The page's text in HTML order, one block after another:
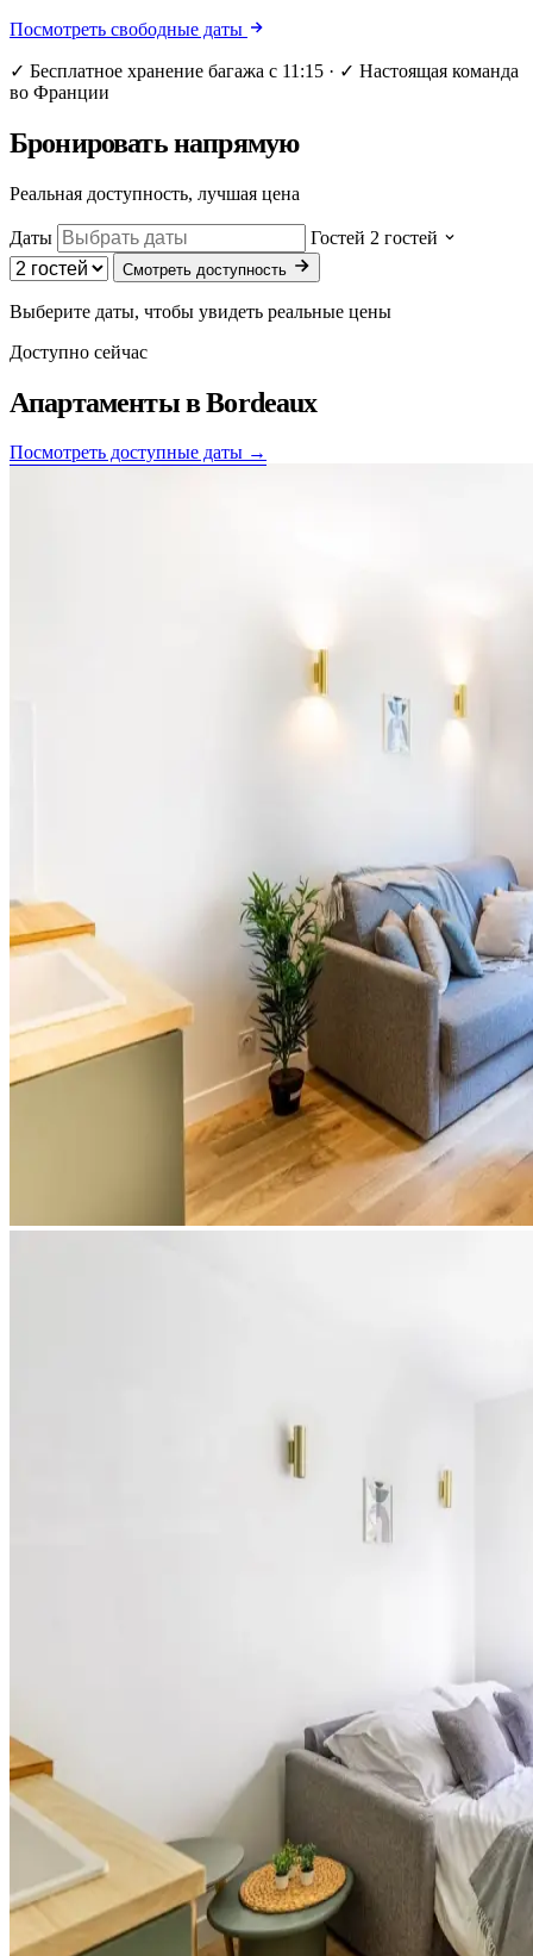
Посмотреть свободные даты
✓ Бесплатное хранение багажа с 11:15 · ✓ Настоящая команда
во Франции
Бронировать напрямую
Реальная доступность, лучшая цена
Даты Гостей 2 гостей
Смотреть доступность
Выберите даты, чтобы увидеть реальные цены
Доступно сейчас
Апартаменты вBordeaux
Посмотреть доступные даты →